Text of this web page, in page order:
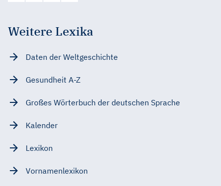
Weitere Lexika
Daten der Weltgeschichte
Gesundheit A-Z
Großes Wörterbuch der deutschen Sprache
Kalender
Lexikon
Vornamenlexikon